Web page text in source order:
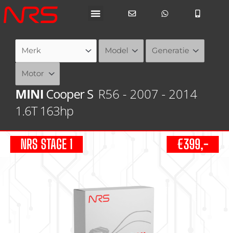
Ga
naar
MINI Cooper S R56 - 2007 - 2014
1.6T 163hp
NRS STAGE 1 €399,-